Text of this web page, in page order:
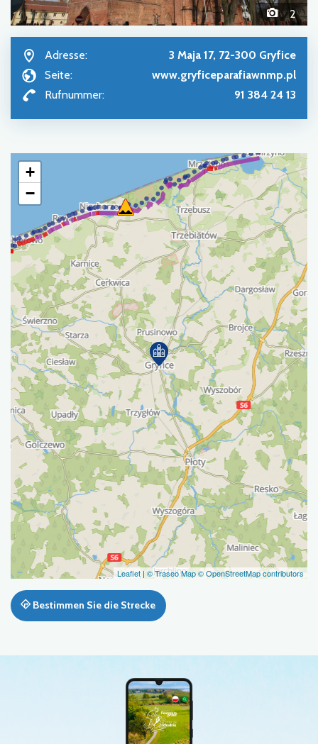
2
Adresse:
3 Maja 17, 72-300 Gryfice
Seite:
www.gryficeparafiawnmp.pl
Rufnummer:
91 384 24 13
+
−
Leaflet| © Traseo Map© OpenStreetMap contributors
Bestimmen Sie die Strecke